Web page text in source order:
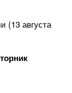
(13 августа